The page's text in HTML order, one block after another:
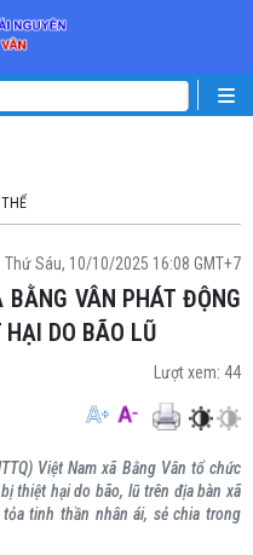
Thứ Sáu, 10/10/2025 16:08 GMT+7
DO BÃO LŨ
Lượt xem: 44
Việt Nam xã Bằng Vân tổ chức
thiệt hại do bão, lũ trên địa bàn xã
tinh thần nhân ái, sẻ chia trong